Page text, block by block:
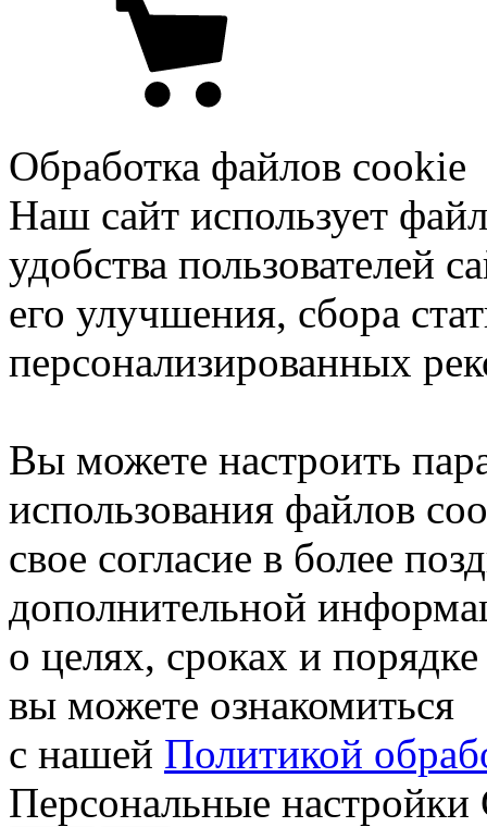
Обработка файлов cookie
Наш сайт использует
удобства пользователей
его улучшения, сбора
персонализированных
Вы можете настроить
использования файлов
свое согласие в более
дополнительной
о целях, сроках и
вы можете ознакомиться
с нашей Политикой
Персональные настройки